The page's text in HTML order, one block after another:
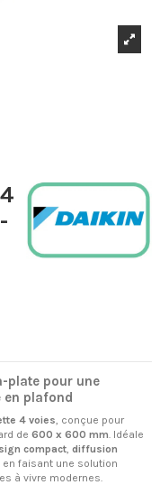
plate pour une
plafond
4 voies , conçue pour
de 600 x 600 mm . Idéale
compact diffusion
, en faisant une solution
à vivre modernes.